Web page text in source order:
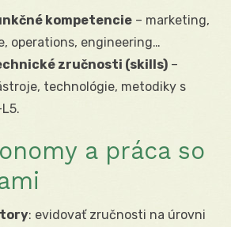
kompetencie – marketing,
operations, engineering…
zručnosti (skills) –
technológie, metodiky s
a práca so
: evidovať zručnosti na úrovni